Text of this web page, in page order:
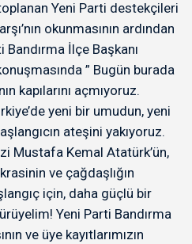
Yeni Parti destekçileri
okunmasının ardından
Bandırma İlçe Başkanı
” Bugün burada
kapılarını açmıyoruz.
yeni bir umudun, yeni
ateşini yakıyoruz.
Mustafa Kemal Atatürk’ün,
ve çağdaşlığın
için, daha güçlü bir
Yeni Parti Bandırma
ve üye kayıtlarımızın